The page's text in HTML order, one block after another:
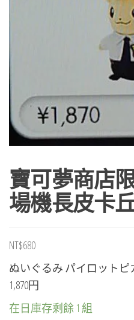
寶可夢商店
場機長皮卡
NT$680
ぬいぐるみ パイロット
1,870円
在日庫存剩餘 1 組